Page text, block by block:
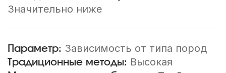
Значительно ниже
Зависимость от типа пород
Высокая